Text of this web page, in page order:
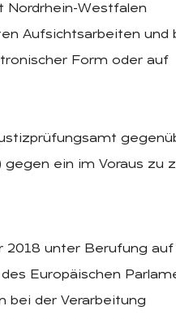
Nordrhein-Westfalen
Aufsichtsarbeiten und
Form oder auf
ein im Voraus zu
2018 unter Berufung auf
Europäischen
bei der Verarbeitung